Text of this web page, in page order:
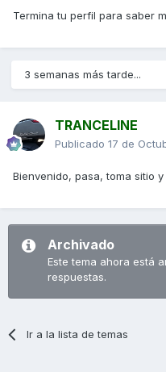
Termina tu perfil para saber
3 semanas más tarde...
TRANCELINE
Publicado 17 de
Bienvenido, pasa, toma sitio
Archivado
Este tema ahora está
respuestas.
Ir a la lista de temas